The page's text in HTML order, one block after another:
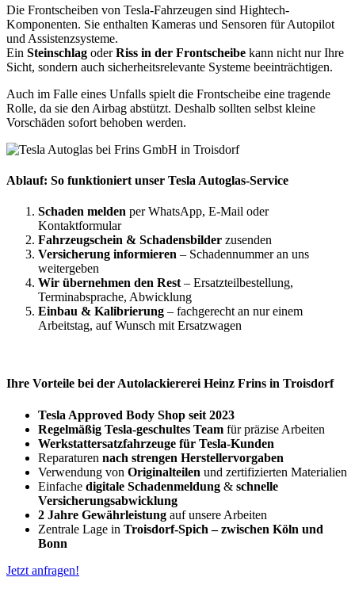
Die Frontscheiben von Tesla-Fahrzeugen sind Hightech-
Komponenten. Sie enthalten Kameras und Sensoren für Autopilot
und Assistenzsysteme.
Ein Steinschlag oderRiss in der Frontscheibe kann nicht nur Ihre
Sicht, sondern auch sicherheitsrelevante Systeme beeinträchtigen.
Auch im Falle eines Unfalls spielt die Frontscheibe eine tragende
Rolle, da sie den Airbag abstützt. Deshalb sollten selbst kleine
Vorschäden sofort behoben werden.
Ablauf: So funktioniert unser Tesla Autoglas-Service
Schaden melden per WhatsApp, E-Mail oder
Kontaktformular
Fahrzeugschein & Schadensbilder zusenden
Versicherung informieren – Schadennummer an uns
weitergeben
Wir übernehmen den Rest – Ersatzteilbestellung,
Terminabsprache, Abwicklung
Einbau & Kalibrierung – fachgerecht an nur einem
Arbeitstag, auf Wunsch mit Ersatzwagen
Ihre Vorteile bei der Autolackiererei Heinz Frins in Troisdorf
Tesla Approved Body Shop seit 2023
Regelmäßig Tesla-geschultes Team für präzise Arbeiten
Werkstattersatzfahrzeuge für Tesla-Kunden
Reparaturen nach strengen Herstellervorgaben
Verwendung von Originalteilen und zertifizierten Materialien
Einfache digitale Schadenmeldung & schnelle
Versicherungsabwicklung
2 Jahre Gewährleistung auf unsere Arbeiten
Zentrale Lage in Troisdorf-Spich – zwischen Köln und
Bonn
Jetzt anfragen!